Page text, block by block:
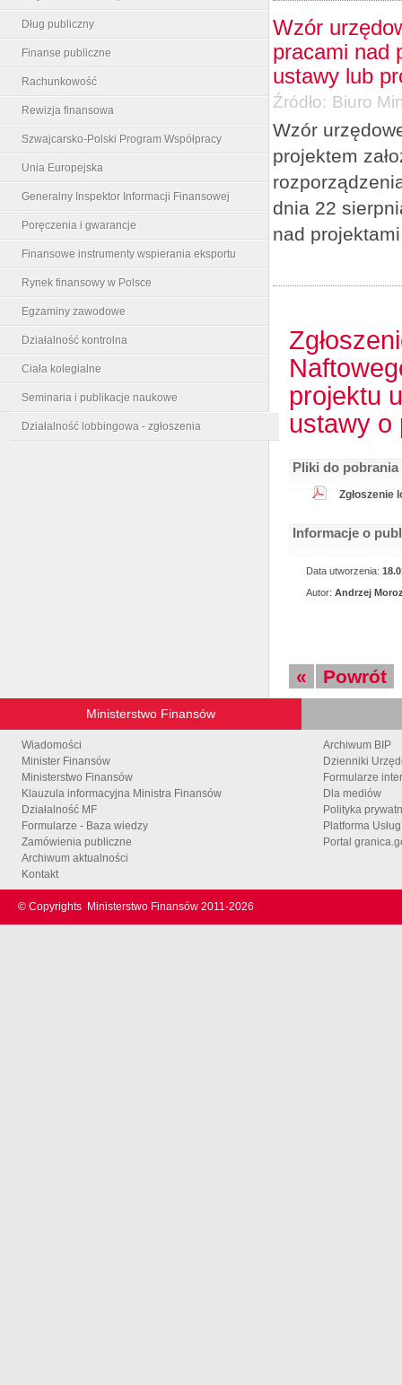
Dług publiczny
Finanse publiczne
Rachunkowość
Rewizja finansowa
Szwajcarsko-Polski Program Współpracy
Unia Europejska
Generalny Inspektor Informacji Finansowej
Poręczenia i gwarancje
Finansowe instrumenty wspierania eksportu
Rynek finansowy w Polsce
Egzaminy zawodowe
Działalność kontrolna
Ciała kolegialne
Seminaria i publikacje naukowe
Działalność lobbingowa - zgłoszenia
Wzór
pracami nad
ustawy lub
Źródło: Biuro
Wzór
projektem
dnia 22
nad
projektu
ustawy o
Pliki do pobrania
Zgłoszenie
Informacje o
Data utworzenia:
Autor: Andrzej
« Powrót
Ministerstwo Finansów
Wiadomości
Minister Finansów
Ministerstwo Finansów
Klauzula informacyjna Ministra Finansów
Działalność MF
Formularze - Baza wiedzy
Zamówienia publiczne
Archiwum aktualności
Kontakt
Archiwum BIP
Dzienniki
Formularze
Dla mediów
Polityka
Platforma
Portal
© Copyrights Ministerstwo Finansów 2011-2026